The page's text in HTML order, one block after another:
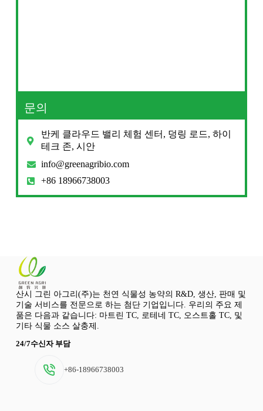
문의
반케 클라우드 밸리 체험 센터, 덩링 로드, 하이
테크 존, 시안
info@greenagribio.com
+86 18966738003
산시 그린 아그리(주)는 천연 식물성 농약의 R&D, 생산, 판매 및
기술 서비스를 전문으로 하는 첨단 기업입니다. 우리의 주요 제
품은 다음과 같습니다: 마트린 TC, 로테네 TC, 오스트홀 TC, 및
기타 식물 소스 살충제.
24/7수신자 부담
+86-18966738003